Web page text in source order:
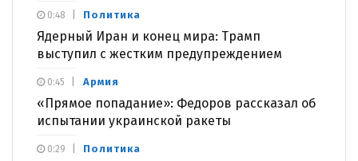
Политика
Ядерный Иран и конец мира: Трамп
выступил с жестким предупреждением
0:48
Армия
«Прямое попадание»: Федоров рассказал об
испытании украинской ракеты
0:45
Политика
0:29